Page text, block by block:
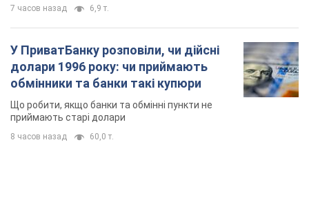
розповідають у школі
Державним символом є тільки перший куплет та приспів пісні
час назад 3,2 т.
Олександру Пономарьову – 53: що
відомо про трьох дітей секс-
символа 90-х та який вигляд вони
мають